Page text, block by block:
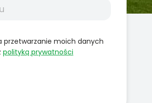
przetwarzanie moich danych
polityką prywatności